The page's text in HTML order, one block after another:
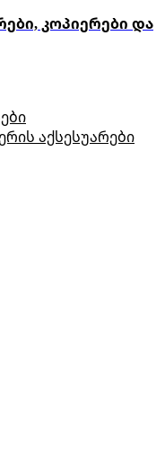
კოპიერები და
აქსესუარები